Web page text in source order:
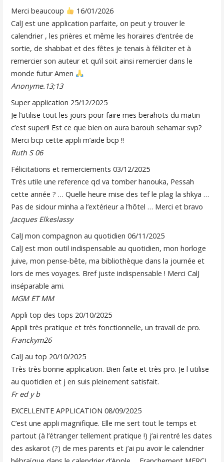
Merci beaucoup
16/01/2026
CalJ est une application parfaite, on peut y trouver le
calendrier , les prières et même les horaires d’entrée de
sortie, de shabbat et des fêtes je tenais à féliciter et à
remercier son auteur et qu’il soit ainsi remercier dans le
monde futur Amen
Anonyme.13;13
Super application 25/12/2025
Je l’utilise tout les jours pour faire mes berahots du matin
c’est super!! Est ce que bien on aura barouh sehamar svp?
Merci bcp cette appli m’aide bcp !!
Ruth S 06
Félicitations et remerciements03/12/2025
Très utile une reference qd va tomber hanouka, Pessah
cette année ? … Quelle heure mise des tef le plag la shkya …
Pas de sidour minha a l’extérieur a l’hôtel … Merci et bravo
Jacques Elkeslassy
CalJ mon compagnon au quotidien06/11/2025
CalJ est mon outil indispensable au quotidien, mon horloge
juive, mon pense-bête, ma bibliothèque dans la journée et
lors de mes voyages. Bref juste indispensable ! Merci CalJ
inséparable ami.
MGM ET MM
Appli top des tops 20/10/2025
Appli très pratique et très fonctionnelle, un travail de pro.
Franckym26
CalJ au top 20/10/2025
Très très bonne application. Bien faite et très pro. Je l utilise
au quotidien et j en suis pleinement satisfait.
Fr ed y b
EXCELLENTE APPLICATION08/09/2025
C’est une appli magnifique. Elle me sert tout le temps et
partout (à l’étranger tellement pratique !) j’ai rentré les dates
des askarot (?) de mes parents et j’ai pu avoir le calendrier